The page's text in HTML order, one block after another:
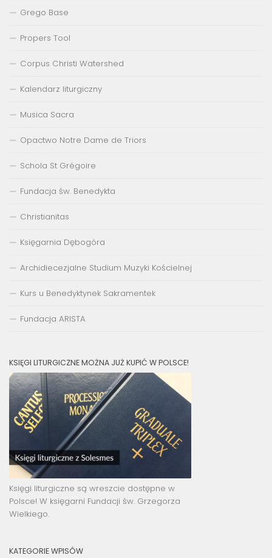
Grego Base
Propers Tool
Corpus Christi Watershed
Kalendarz liturgiczny
Musica Sacra
Opactwo Notre Dame de Triors
Schola St Grégoire
Fundacja św. Benedykta
Christianitas
Księgarnia Dębogóra
Archidiecezjalne Studium Muzyki Kościelnej
Kurs u Benedyktynek Sakramentek
Fundacja ARISTA
KSIĘGI LITURGICZNE MOŻNA JUŻ KUPIĆ W POLSCE!
Księgi liturgiczne są wreszcie dostępne w
Polsce! W księgarni Fundacji św. Grzegorza
Wielkiego.
KATEGORIE WPISÓW